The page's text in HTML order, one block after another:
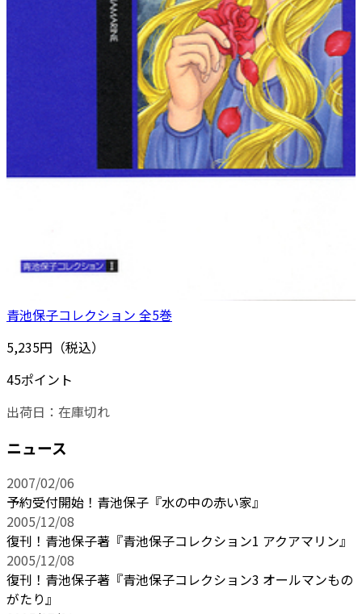
青池保子コレクション 全5巻
5,235円（税込）
45ポイント
出荷日： 在庫切れ
ニュース
2007/02/06
予約受付開始！青池保子『水の中の赤い家』
2005/12/08
復刊！青池保子著『青池保子コレクション1 アクアマリン』
2005/12/08
復刊！青池保子著『青池保子コレクション3 オールマンもの
がたり』